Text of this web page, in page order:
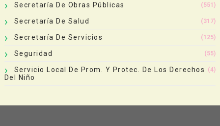
Secretaría De Obras Públicas (551)
Secretaría De Salud (317)
Secretaría De Servicios (125)
Seguridad (55)
Servicio Local De Prom. Y Protec. De Los Derechos
Del Niño
(4)